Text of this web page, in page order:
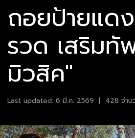
ถอยป้ายแด
รวด เสริมทั
มิวสิค"
Last updated: 6 มี.ค. 2569 | 428 จำน